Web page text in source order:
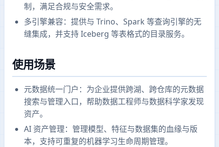
制，满足合规与安全需求。
多引擎兼容：提供与 Trino、Spark 等查询引擎的无
缝集成，并支持 Iceberg 等表格式的目录服务。
使用场景
元数据统一门户：为企业提供跨湖、跨仓库的元数据
搜索与管理入口，帮助数据工程师与数据科学家发现
资产。
AI 资产管理：管理模型、特征与数据集的血缘与版
本，支持可重复的机器学习生命周期管理。